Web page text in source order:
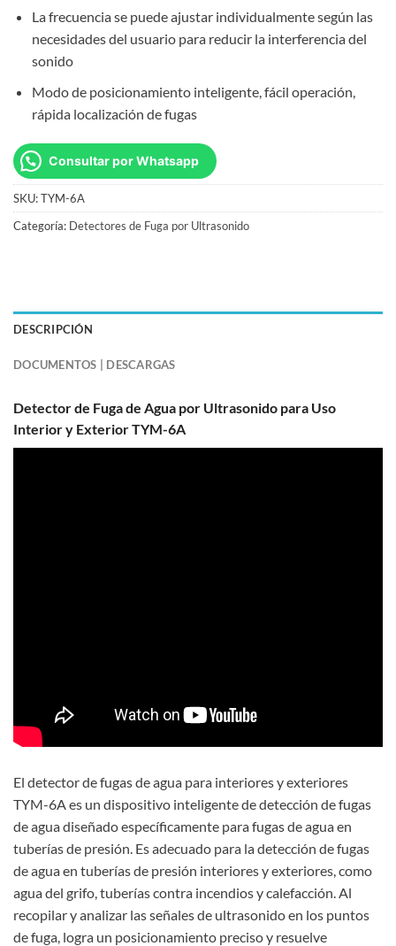
La frecuencia se puede ajustar individualmente según las
necesidades del usuario para reducir la interferencia del
sonido
Modo de posicionamiento inteligente, fácil operación,
rápida localización de fugas
Consultar por Whatsapp
SKU:TYM-6A
Categoría: Detectores de Fuga por Ultrasonido
DESCRIPCIÓN
DOCUMENTOS | DESCARGAS
Detector de Fuga de Agua por Ultrasonido para Uso
Interior y Exterior TYM-6A
El detector de fugas de agua para interiores y exteriores
TYM-6A es un dispositivo inteligente de detección de fugas
de agua diseñado específicamente para fugas de agua en
tuberías de presión. Es adecuado para la detección de fugas
de agua en tuberías de presión interiores y exteriores, como
agua del grifo, tuberías contra incendios y calefacción. Al
recopilar y analizar las señales de ultrasonido en los puntos
de fuga, logra un posicionamiento preciso y resuelve